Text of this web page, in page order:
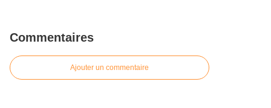
Commentaires
Ajouter un commentaire